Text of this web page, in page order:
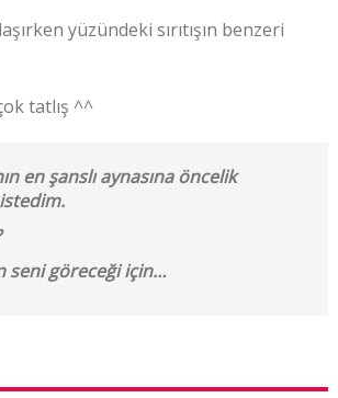
yüzündeki sırıtışın benzeri
tatlış ^^
en şanslı aynasına öncelik
seni göreceği için…